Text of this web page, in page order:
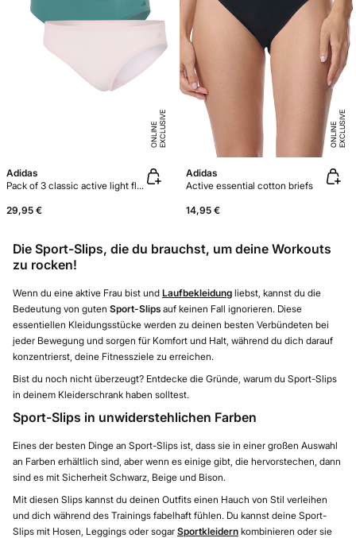
E
X
C
L
U
SI
V
E
O
N
LI
N
E
Adidas
Pack of 3 classic active light flex panties
29,95 €
E
X
C
L
U
SI
V
E
O
N
LI
N
E
Adidas
Active essential cotton briefs
14,95 €
Die Sport-Slips, die du brauchst, um deine Workouts
zu rocken!
Wenn du eine aktive Frau bist und Laufbekleidung liebst, kannst du die
Bedeutung von guten Sport-Slips auf keinen Fall ignorieren. Diese
essentiellen Kleidungsstücke werden zu deinen besten Verbündeten bei
jeder Bewegung und sorgen für Komfort und Halt, während du dich darauf
konzentrierst, deine Fitnessziele zu erreichen.
Bist du noch nicht überzeugt? Entdecke die Gründe, warum du Sport-Slips
in deinem Kleiderschrank haben solltest.
Sport-Slips in unwiderstehlichen Farben
Eines der besten Dinge an Sport-Slips ist, dass sie in einer großen Auswahl
an Farben erhältlich sind, aber wenn es einige gibt, die hervorstechen, dann
sind es mit Sicherheit Schwarz, Beige und Bison.
Mit diesen Slips kannst du deinen Outfits einen Hauch von Stil verleihen
und dich während des Trainings fabelhaft fühlen. Du kannst deine Sport-
Slips mit Hosen, Leggings oder sogar Sportkleidern kombinieren oder sie